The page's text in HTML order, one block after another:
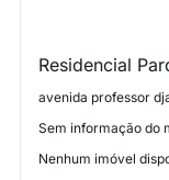
Sem informação do
Nenhum imóvel